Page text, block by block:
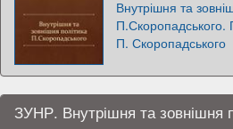
Внутрішня та
П.Скоропадського.
П. Скоропадського
ЗУНР. Внутрішня та зовнішня